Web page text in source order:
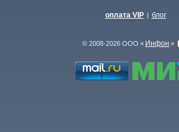
оплата VIP | блог
© 2008-2026 ООО « Инфон »